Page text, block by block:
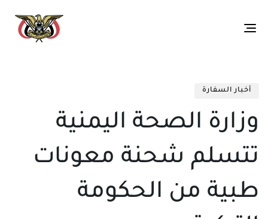
Toggle
أخبار السفارة
وزارة الصحة اليمنية
تتسلم شحنة معونات
طبية من الحكومة